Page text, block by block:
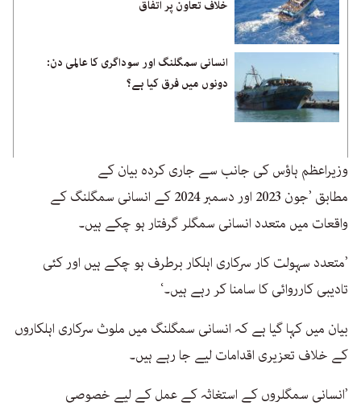
خلاف تعاون پر اتفاق
انسانی سمگلنگ اور سوداگری کا عالمی دن:
دونوں میں فرق کیا ہے؟
وزیراعظم ہاؤس کی جانب سے جاری کردہ بیان کے
مطابق ’جون 2023 اور دسمبر 2024 کے انسانی سمگلنگ کے
واقعات میں متعدد انسانی سمگلر گرفتار ہو چکے ہیں۔
’متعدد سہولت کار سرکاری اہلکار برطرف ہو چکے ہیں اور کئی
تادیبی کارروائی کا سامنا کر رہے ہیں۔‘
بیان میں کہا گیا ہے کہ انسانی سمگلنگ میں ملوث سرکاری اہلکاروں
کے خلاف تعزیری اقدامات لیے جا رہے ہیں۔
’انسانی سمگلروں کے استغاثہ کے عمل کے لیے خصوصی